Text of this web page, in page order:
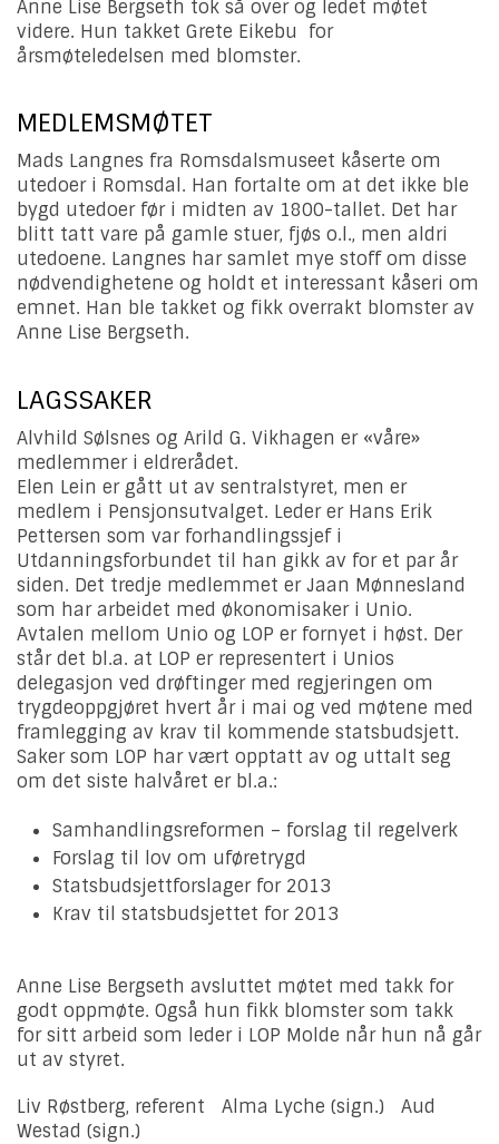
Anne Lise Bergseth tok så over og ledet møtet
videre. Hun takket Grete Eikebu for
årsmøteledelsen med blomster.
MEDLEMSMØTET
Mads Langnes fra Romsdalsmuseet kåserte om
utedoer i Romsdal. Han fortalte om at det ikke ble
bygd utedoer før i midten av 1800-tallet. Det har
blitt tatt vare på gamle stuer, fjøs o.l., men aldri
utedoene. Langnes har samlet mye stoff om disse
nødvendighetene og holdt et interessant kåseri om
emnet. Han ble takket og fikk overrakt blomster av
Anne Lise Bergseth.
LAGSSAKER
Alvhild Sølsnes og Arild G. Vikhagen er «våre»
medlemmer i eldrerådet.
Elen Lein er gått ut av sentralstyret, men er
medlem i Pensjonsutvalget. Leder er Hans Erik
Pettersen som var forhandlingssjef i
Utdanningsforbundet til han gikk av for et par år
siden. Det tredje medlemmet er Jaan Mønnesland
som har arbeidet med økonomisaker i Unio.
Avtalen mellom Unio og LOP er fornyet i høst. Der
står det bl.a. at LOP er representert i Unios
delegasjon ved drøftinger med regjeringen om
trygdeoppgjøret hvert år i mai og ved møtene med
framlegging av krav til kommende statsbudsjett.
Saker som LOP har vært opptatt av og uttalt seg
om det siste halvåret er bl.a.:
Samhandlingsreformen – forslag til regelverk
Forslag til lov om uføretrygd
Statsbudsjettforslager for 2013
Krav til statsbudsjettet for 2013
Anne Lise Bergseth avsluttet møtet med takk for
godt oppmøte. Også hun fikk blomster som takk
for sitt arbeid som leder i LOP Molde når hun nå går
ut av styret.
Liv Røstberg, referent Alma Lyche (sign.) Aud
Westad (sign.)